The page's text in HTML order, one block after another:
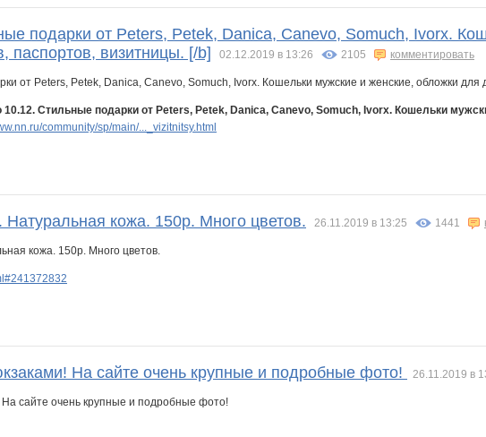
подарки от Peters, Petek, Danica, Canevo, Somuch, Ivorx.
паспортов, визитницы. [/b]
02.12.2019 в 13:26 2105 комментировать
10.12. Стильные подарки от Peters, Petek, Danica, Canevo, Somuch, Ivorx. Кошельки
community/sp/main/..._vizitnitsy.html
кожа. 150р. Много цветов. 26.11.2019 в 13:25 1441
На сайте очень крупные и подробные фото! 26.11.2019 в